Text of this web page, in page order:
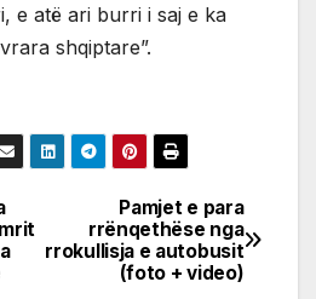
e atë ari burri i saj e ka
shqiptare”.
Pamjet e para
rrënqethëse nga
rrokullisja e autobusit
(foto + video)